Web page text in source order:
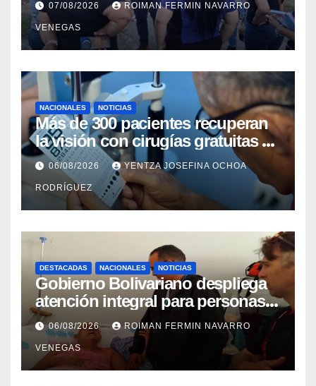
del Centro Psicofamiliar El Niño y
el Mar
07/08/2026 ROIMAN FERMIN NAVARRO
VENEGAS
NACIONALES NOTICIAS
Más de 300 pacientes recuperan
la visión con cirugías gratuitas de
cataratas en Zulia
06/08/2026 YENTZA JOSEFINA OCHOA
RODRÍGUEZ
DESTACADAS NACIONALES NOTICIAS
Gobierno Bolivariano despliega
atención integral para personas
con discapacidad en
campamentos de La Guaira
06/08/2026 ROIMAN FERMIN NAVARRO
VENEGAS